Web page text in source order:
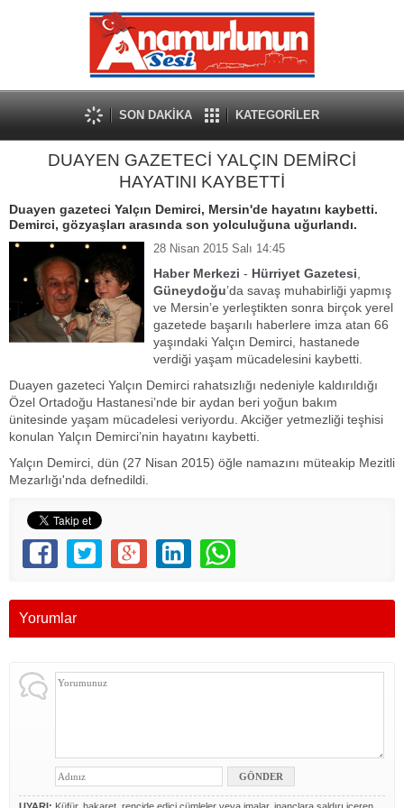
SON DAKİKA KATEGORİLER
DUAYEN GAZETECİ YALÇIN DEMİRCİ
HAYATINI KAYBETTİ
Duayen gazeteci Yalçın Demirci, Mersin'de hayatını kaybetti.
Demirci, gözyaşları arasında son yolculuğuna uğurlandı.
28 Nisan 2015 Salı 14:45
Haber Merkezi - Hürriyet Gazetesi
Güneydoğu’da savaş muhabirliği yapmış
ve Mersin’e yerleştikten sonra birçok yerel
gazetede başarılı haberlere imza atan 66
yaşındaki Yalçın Demirci, hastanede
verdiği yaşam mücadelesini kaybetti.
Duayen gazeteci Yalçın Demirci rahatsızlığı nedeniyle kaldırıldığı
Özel Ortadoğu Hastanesi’nde bir aydan beri yoğun bakım
ünitesinde yaşam mücadelesi veriyordu. Akciğer yetmezliği teşhisi
konulan Yalçın Demirci’nin hayatını kaybetti.
Yalçın Demirci, dün (27 Nisan 2015) öğle namazını müteakip Mezitli
Mezarlığı'nda defnedildi.
Yorumlar